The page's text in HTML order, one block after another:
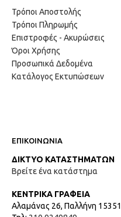
Τρόποι Αποστολής
Τρόποι Πληρωμής
Επιστροφές - Ακυρώσεις
Όροι Χρήσης
Προσωπικά Δεδομένα
Κατάλογος Εκτυπώσεων
ΕΠΙΚΟΙΝΩΝΙΑ
ΔΙΚΤΥΟ ΚΑΤΑΣΤΗΜΑΤΩΝ
Βρείτε ένα κατάστημα
ΚΕΝΤΡΙΚΑ ΓΡΑΦΕΙΑ
Αλαμάνας 26, Παλλήνη 15351